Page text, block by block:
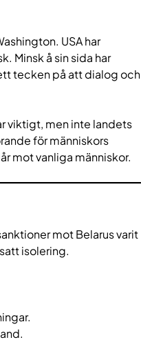
USA har
Minsk å sin sida har
tecken på att dialog och
viktigt, men inte landets
för människors
mot vanliga människor.
mot Belarus varit
isolering.